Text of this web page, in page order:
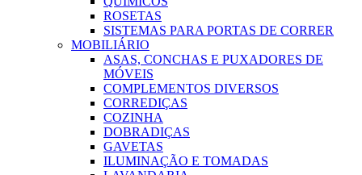
ROSETAS
SISTEMAS PARA PORTAS DE CORRER
MOBILIÁRIO
ASAS, CONCHAS E PUXADORES DE
MÓVEIS
COMPLEMENTOS DIVERSOS
CORREDIÇAS
COZINHA
DOBRADIÇAS
GAVETAS
ILUMINAÇÃO E TOMADAS